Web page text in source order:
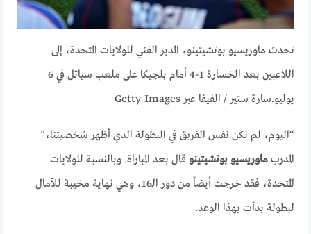
تحدث ماوريسيو بوتشيتينو، المدير الفني للولايات المتحدة، إلى
اللاعبين بعد الخسارة 1-4 أمام بلجيكا على ملعب سياتل في 6
يوليو.سارة ستير / الفيفا عبر Getty Images
“اليوم، لم نكن نفس الفريق في البطولة الذي أظهر شخصيتنا،”
المدربماوريسيو بوتشيتينو قال بعد المباراة. وبالنسبة للولايات
المتحدة، فقد خرجت أيضاً من دور الـ16، وهي نهاية مخيبة للآمال
لبطولة بدأت بهذا الوعد.